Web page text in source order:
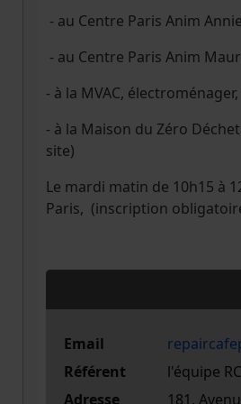
- au Centre Paris Anim
- au Centre Paris Anim
- à la MVAC,
- à la Maison du Zéro
site)
Le mardi matin de 10h15 à
Paris, (inscription
Email
Référent
l'équipe
Adresse
181,